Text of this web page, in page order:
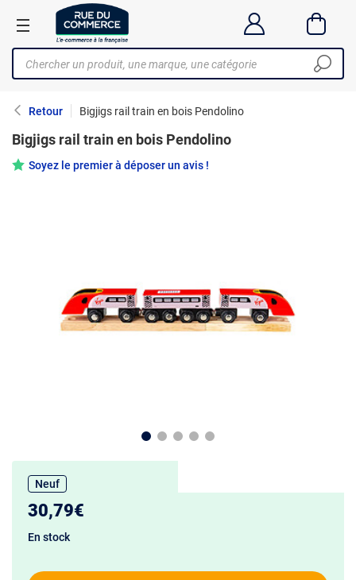
Retour Bigjigs rail train en bois Pendolino
Bigjigs rail train en bois Pendolino
Soyez le premier à déposer un avis !
Neuf
30,79€
En stock